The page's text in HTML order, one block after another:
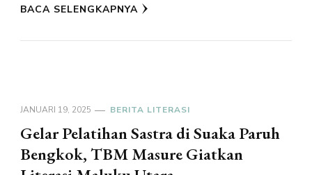
BACA SELENGKAPNYA
JANUARI 19, 2025 BERITA LITERASI
Gelar Pelatihan Sastra di Suaka Paruh
Bengkok, TBM Masure Giatkan